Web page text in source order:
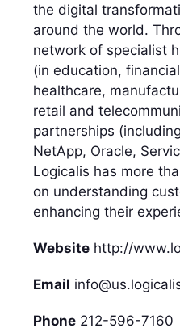
the digital
around the world.
network of specialist
(in education,
healthcare,
retail and
partnerships
NetApp, Oracle,
Logicalis has more
on understanding
enhancing their
Website http://
Email
Phone 212-596-7160